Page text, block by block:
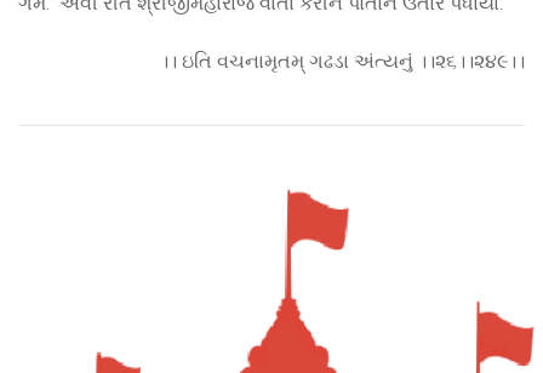
।। ઇતિ વચનામૃતમ્ ગઢડા અંત્યનું ।।૨૬।।૨૪૯।।